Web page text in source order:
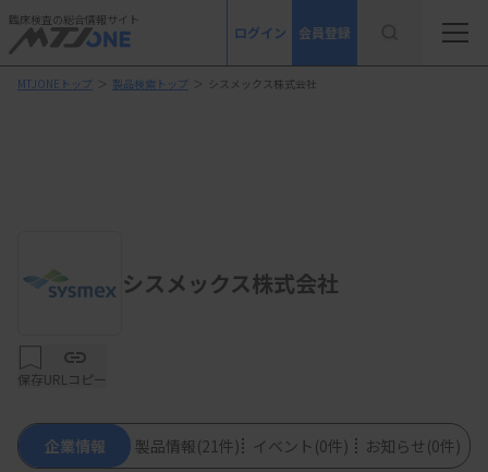
臨床検査の総合情報サイト
ログイン 会員登録
MTJONEトップ ＞ 製品検索トップ ＞ シスメックス株式会社
シスメックス株式会社
保存URLコピー
企業情報 製品情報(21件) イベント (0件) お知らせ (0件)